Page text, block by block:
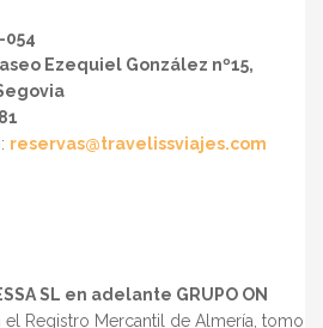
054
Ezequiel González nº15,
reservas@travelissviajes.com
SL en adelante GRUPO ON
el Registro Mercantil de Almería, tomo